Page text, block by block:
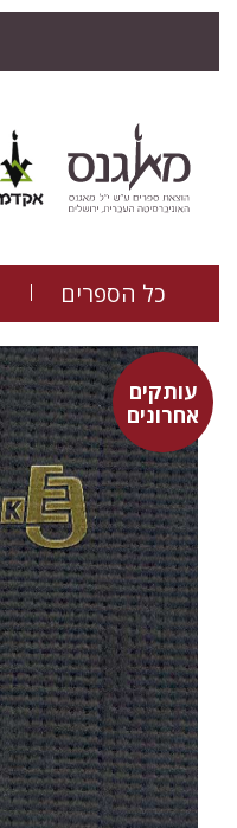
כל הספרים
עותקים
אחרונים